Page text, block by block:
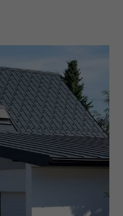
het plaatsen
Bevat geen
dienst